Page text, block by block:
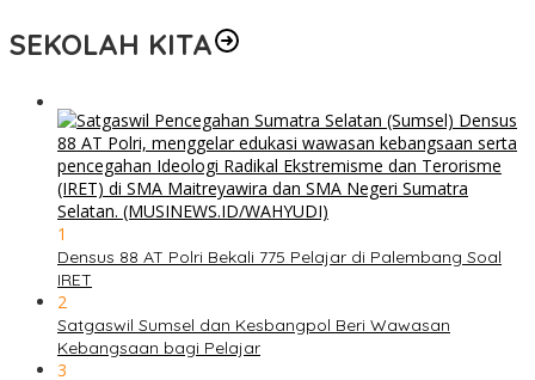
SEKOLAH KITA
1
Densus 88 AT Polri Bekali 775 Pelajar di Palembang Soal
IRET
2
Satgaswil Sumsel dan Kesbangpol Beri Wawasan
Kebangsaan bagi Pelajar
3